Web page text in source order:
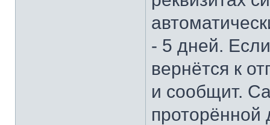
- 5 дней.
вернётся к
и сообщит.
проторённой